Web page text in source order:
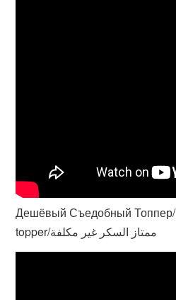
Дешёвый Съедобный
topper/ممتاز السكر غير مكلفة